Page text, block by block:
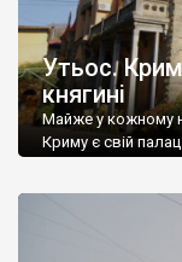
Утьос.
княгині
Майже у кожному
Криму є свій